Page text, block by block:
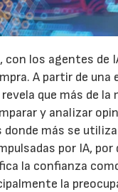
los agentes de
A partir de una
que más de
y analizar
más se
por IA,
la confianza
la